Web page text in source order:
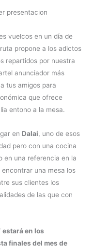
vuelcos en un día de
propone a los adictos
repartidos por nuestra
anunciador más
tus amigos para
que ofrece
entono a la mesa.
en Dalai, uno de esos
pero con una cocina
en una referencia en la
una mesa los
sus clientes los
de las que con
estará en los
finales del mes de